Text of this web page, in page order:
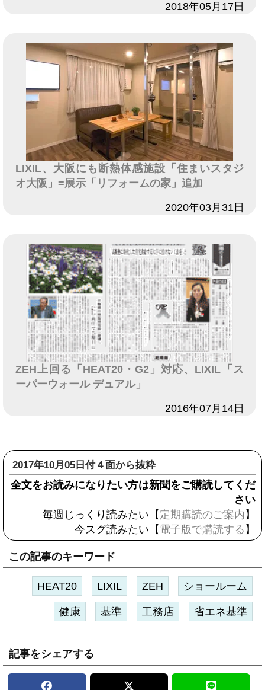
2018年05月17日
LIXIL、大阪にも断熱体感施設「住まいスタジ
オ大阪」=展示「リフォームの家」追加
2020年03月31日
ZEH上回る「HEAT20・G2」対応、LIXIL「ス
ーパーウォール デュアル」
2016年07月14日
2017年10月05日付４面から抜粋
全文をお読みになりたい方は新聞をご購読してくだ
さい
毎週じっくり読みたい【 定期購読のご案内 】
今スグ読みたい【 電子版で購読する 】
この記事のキーワード
HEAT20 LIXIL ZEH ショールーム
健康 基準 工務店 省エネ基準
記事をシェアする